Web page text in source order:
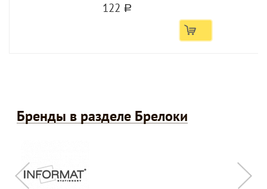
122 a
Бренды в разделе Брелоки